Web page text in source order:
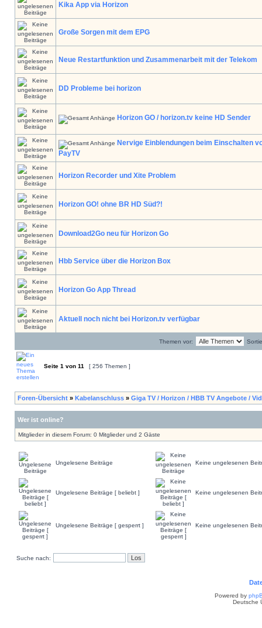
Kika App via Horizon
Große Sorgen mit dem EPG
Neue Restartfunktion und Zusammenarbeit mit der Telekom
DD Probleme bei horizon
Horizon GO / horizon.tv keine HD Sender
Nervige Einblendungen beim Einschalten
PayTV
Horizon Recorder und Xite Problem
Horizon GO! ohne BR HD Süd?!
Download2Go neu für Horizon Go
Hbb Service über die Horizon Box
Horizon Go App Thread
Aktuell noch nicht bei Horizon.tv verfügbar
Themen vor:
Seite 1 von 11 [ 256 Themen ]
Foren-Übersicht » Kabelanschluss » Giga TV / Horizon / HBB TV Angebote /
Wer ist online?
Mitglieder in diesem Forum: 0 Mitglieder und 2 Gäste
Ungelesene Beiträge Keine ungelesenen
Ungelesene Beiträge [ beliebt ] Keine ungelesenen
Ungelesene Beiträge [ gesperrt ] Keine ungelesenen
Suche nach:
Powered by
Deutsche